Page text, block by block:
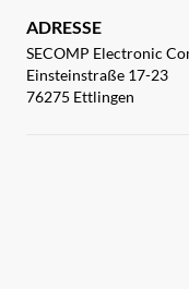
ADRESSE
SECOMP Electronic
Einsteinstraße 17-23
76275 Ettlingen